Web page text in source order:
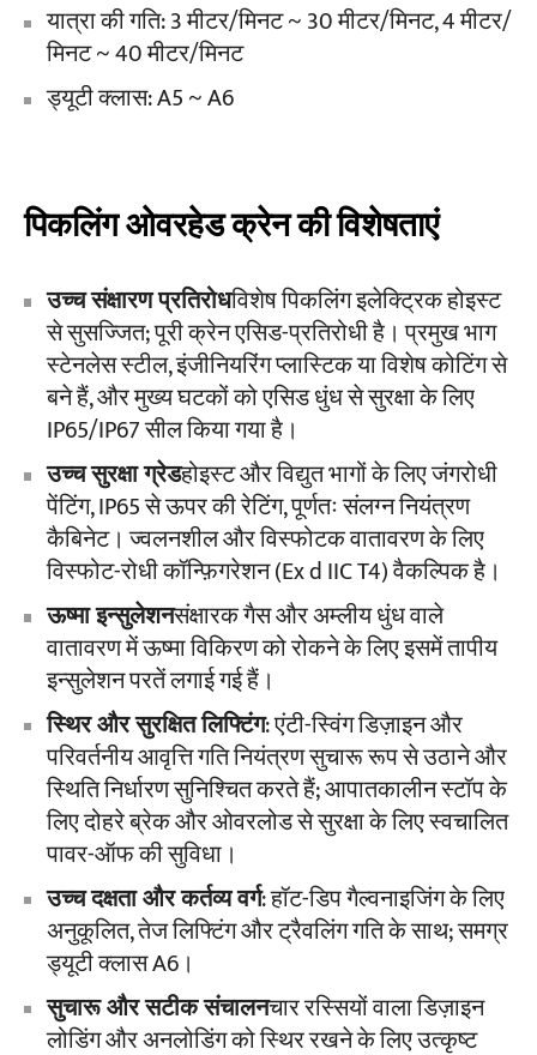
यात्रा की गति: 3 मीटर/मिनट ~ 30 मीटर/मिनट, 4 मीटर/
मिनट ~ 40 मीटर/मिनट
ड्यूटी क्लास: A5 ~ A6
पिकलिंग ओवरहेड क्रेन की विशेषताएं
उच्च संक्षारण प्रतिरोधविशेष पिकलिंग इलेक्ट्रिक होइस्ट
से सुसज्जित; पूरी क्रेन एसिड-प्रतिरोधी है। प्रमुख भाग
स्टेनलेस स्टील, इंजीनियरिंग प्लास्टिक या विशेष कोटिंग से
बने हैं, और मुख्य घटकों को एसिड धुंध से सुरक्षा के लिए
IP65/IP67 सील किया गया है।
उच्च सुरक्षा ग्रेडहोइस्ट और विद्युत भागों के लिए जंगरोधी
पेंटिंग, IP65 से ऊपर की रेटिंग, पूर्णतः संलग्न नियंत्रण
कैबिनेट। ज्वलनशील और विस्फोटक वातावरण के लिए
विस्फोट-रोधी कॉन्फ़िगरेशन (Ex d IIC T4) वैकल्पिक है।
ऊष्मा इन्सुलेशनसंक्षारक गैस और अम्लीय धुंध वाले
वातावरण में ऊष्मा विकिरण को रोकने के लिए इसमें तापीय
इन्सुलेशन परतें लगाई गई हैं।
स्थिर और सुरक्षित लिफ्टिंग: एंटी-स्विंग डिज़ाइन और
परिवर्तनीय आवृत्ति गति नियंत्रण सुचारू रूप से उठाने और
स्थिति निर्धारण सुनिश्चित करते हैं; आपातकालीन स्टॉप के
लिए दोहरे ब्रेक और ओवरलोड से सुरक्षा के लिए स्वचालित
पावर-ऑफ की सुविधा।
उच्च दक्षता और कर्तव्य वर्ग: हॉट-डिप गैल्वनाइजिंग के लिए
अनुकूलित, तेज लिफ्टिंग और ट्रैवलिंग गति के साथ; समग्र
ड्यूटी क्लास A6।
सुचारू और सटीक संचालनचार रस्सियों वाला डिज़ाइन
लोडिंग और अनलोडिंग को स्थिर रखने के लिए उत्कृष्ट